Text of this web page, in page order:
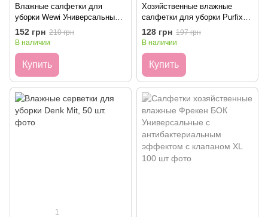
Влажные салфетки для
уборки Wewi Универсальные
Белое мыло 100шт
152 грн 210 грн
В наличии
Купить
Хозяйственные влажные
салфетки для уборки Purfix
универсальные в упаковке
100 шт.
128 грн 197 грн
В наличии
Купить
1